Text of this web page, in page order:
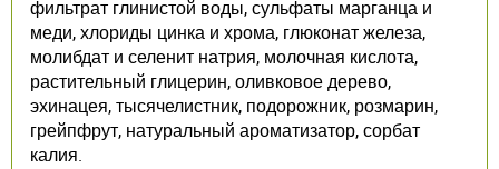
фильтрат глинистой воды, сульфаты марганца и
меди, хлориды цинка и хрома, глюконат железа,
молибдат и селенит натрия, молочная кислота,
растительный глицерин, оливковое дерево,
эхинацея, тысячелистник, подорожник, розмарин,
грейпфрут, натуральный ароматизатор, сорбат
калия.